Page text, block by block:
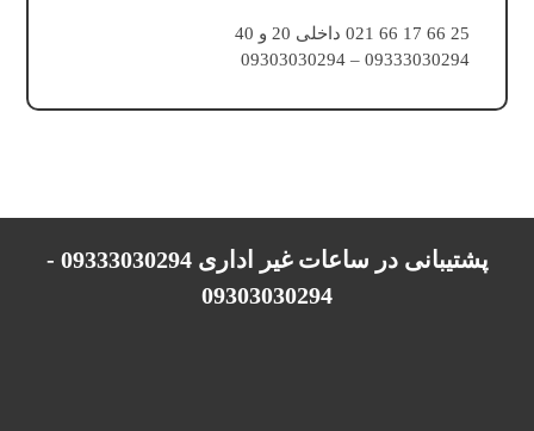
25 66 17 66 021 داخلی 20 و 40
09333030294 – 09303030294
پشتیبانی در ساعات غیر اداری 09333030294 -
09303030294